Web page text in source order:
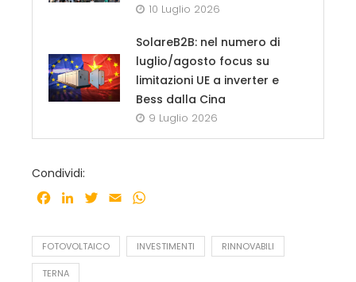
10 Luglio 2026
SolareB2B: nel numero di
luglio/agosto focus su
limitazioni UE a inverter e
Bess dalla Cina
9 Luglio 2026
Condividi:
Facebook
LinkedInTwitter
Email
FOTOVOLTAICO INVESTIMENTI RINNOVABILI
TERNA